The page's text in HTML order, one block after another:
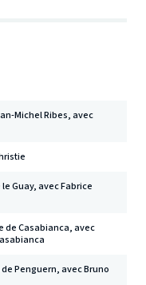
Michel Ribes, avec
Guay, avec Fabrice
de Casabianca, avec
Penguern, avec Bruno